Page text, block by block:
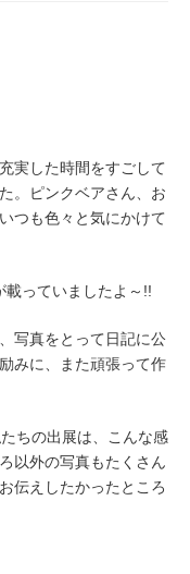
実した時間をすごして
。ピンクベアさん、お
つも色々と気にかけて
載っていましたよ～!!
写真をとって日記に公
みに、また頑張って作
ちの出展は、こんな感
以外の写真もたくさん
伝えしたかったところ